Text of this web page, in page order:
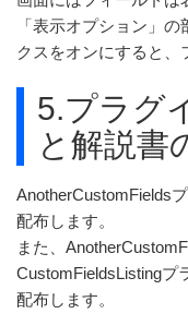
「表示オプション」
クスをオンにすると、
5.プラグ
と解説書
AnotherCustomFields
配布します。
また、
CustomFieldsListingプ
配布します。